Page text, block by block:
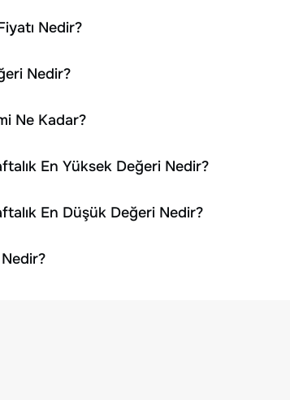
Nedir?
Nedir?
Ne Kadar?
En Yüksek Değeri Nedir?
En Düşük Değeri Nedir?